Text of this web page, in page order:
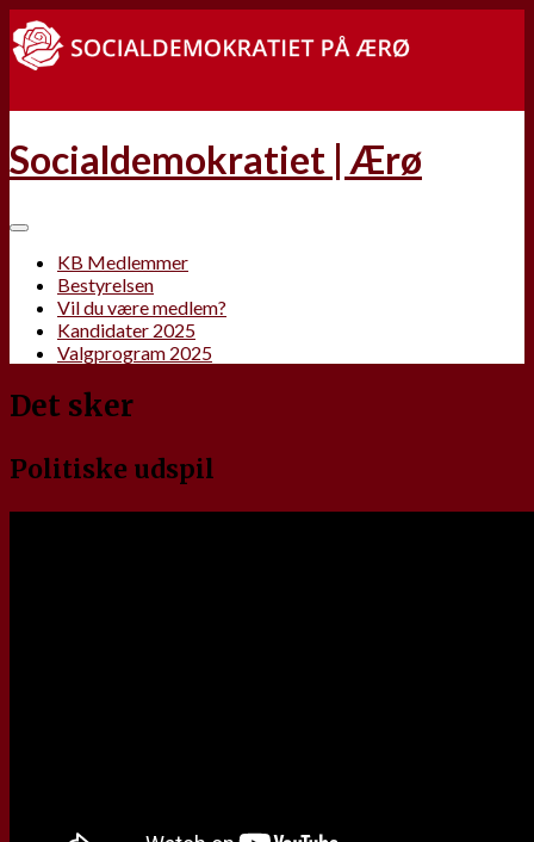
Socialdemokratiet | Ærø
KB Medlemmer
Bestyrelsen
Vil du være medlem?
Kandidater 2025
Valgprogram 2025
Det sker
Politiske udspil